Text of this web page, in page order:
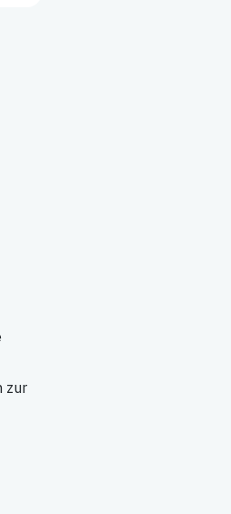
zur